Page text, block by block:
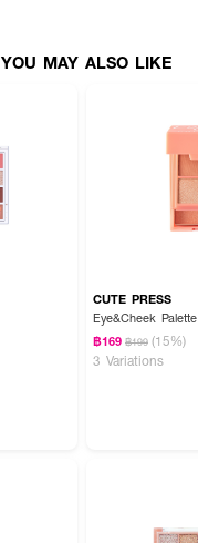
YOU MAY ALSO LIKE
CUTE PRESS
Eye&Cheek Palette
฿169 ฿199 (15%)
3 Variations